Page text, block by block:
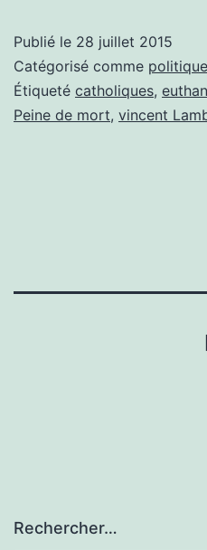
Publié le 28 juillet 2015
Catégorisé comme politique
Étiqueté catholiques,
Peine de mort, vincent
Rechercher…